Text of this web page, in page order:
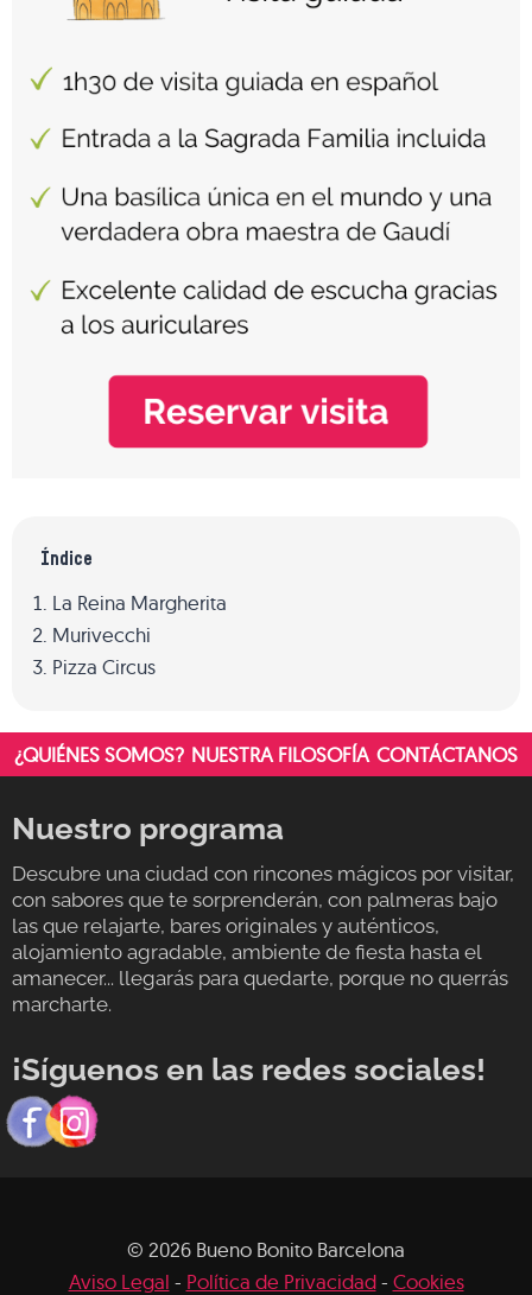
Índice
La Reina Margherita
Murivecchi
Pizza Circus
¿QUIÉNES SOMOS? NUESTRA FILOSOFÍA CONTÁCTANOS
Nuestro programa
Descubre una ciudad con rincones mágicos por visitar,
con sabores que te sorprenderán, con palmeras bajo
las que relajarte, bares originales y auténticos,
alojamiento agradable, ambiente de fiesta hasta el
amanecer... llegarás para quedarte, porque no querrás
marcharte.
¡Síguenos en las redes sociales!
© 2026 Bueno Bonito Barcelona
Aviso Legal - Política de Privacidad- Cookies